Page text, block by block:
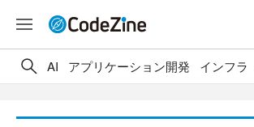
AI アプリケーション開発 インフラ